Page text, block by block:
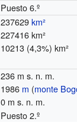
Puesto 6.º
237629km²
227416 km²
10213 (4,3%) km²
236 m s. n. m.
1986 m (monte
0 m s. n. m.
Puesto 2.º